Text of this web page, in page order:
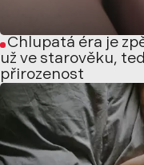
Chlupatá éra je
už ve starověku,
přirozenost